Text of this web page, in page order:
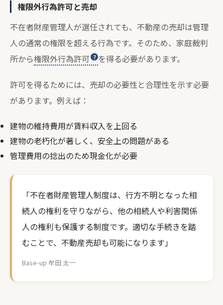
権限外行為許可と売却
不在者財産管理人が選任されても、不動産の売却は管理
人の通常の権限を超える行為です。そのため、家庭裁判
所から権限外行為許可 を得る必要があります。
許可を得るためには、売却の必要性と合理性を示す必要
があります。例えば：
建物の維持費用が賃料収入を上回る
建物の老朽化が著しく、安全上の問題がある
管理費用の捻出のため現金化が必要
「不在者財産管理人制度は、行方不明となった相
続人の権利を守りながら、他の相続人や利害関係
人の権利も保護する制度です。適切な手続きを踏
むことで、不動産売却も可能になります」
Base-up 牟田 太一